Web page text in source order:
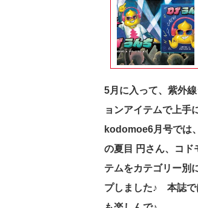
5月に入って、紫外
ョンアイテムで上手
kodomoe6月号では
の夏目 円さん、コド
テムをカテゴリー別
プしました♪ 本誌で